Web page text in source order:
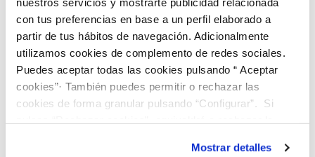
con tus preferencias en base a un perfil elaborado a
partir de tus hábitos de navegación. Adicionalmente
utilizamos cookies de complemento de redes sociales.
Puedes aceptar todas las cookies pulsando “ Aceptar
cookies”· También puedes permitir o rechazar las
cookies de forma granular pulsando “Configurar”. Si
son indispensables para que el sitio web funcione y que
Mostrar detalles
internacional Unique Summit